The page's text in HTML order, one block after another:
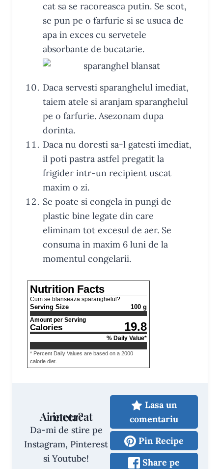
cat sa se racoreasca putin. Se scot,
se pun pe o farfurie si se usuca de
apa in exces cu servetele
absorbante de bucatarie.
Daca servesti sparanghelul imediat,
taiem atele si aranjam sparanghelul
pe o farfurie. Asezonam dupa
dorinta.
Daca nu doresti sa-l gatesti imediat,
il poti pastra astfel pregatit la
frigider intr-un recipient uscat
maxim o zi.
Se poate si congela in pungi de
plastic bine legate din care
eliminam tot excesul de aer. Se
consuma in maxim 6 luni de la
momentul congelarii.
Nutrition Facts
Cum se blanseaza sparanghelul?
Serving Size 100 g
Amount per Serving
Calories 19.8
% Daily Value*
* Percent Daily Values are based on a 2000
calorie diet.
Ai incercat reteta?
Da-mi de stire pe
Instagram, Pinterest
si Youtube!
Lasa un
comentariu
Pin Recipe
Share pe